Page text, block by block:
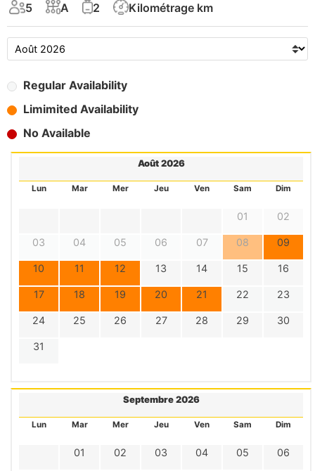
5 A 2 Kilométrage km
Regular Availability
Limimited Availability
No Available
Août 2026
Lun Mar Mer Jeu Ven Sam Dim
01 02
03 04 05 06 07 08 09
10 11 12 13 14 15 16
17 18 19 20 21 22 23
24 25 26 27 28 29 30
31
Septembre 2026
Lun Mar Mer Jeu Ven Sam Dim
01 02 03 04 05 06